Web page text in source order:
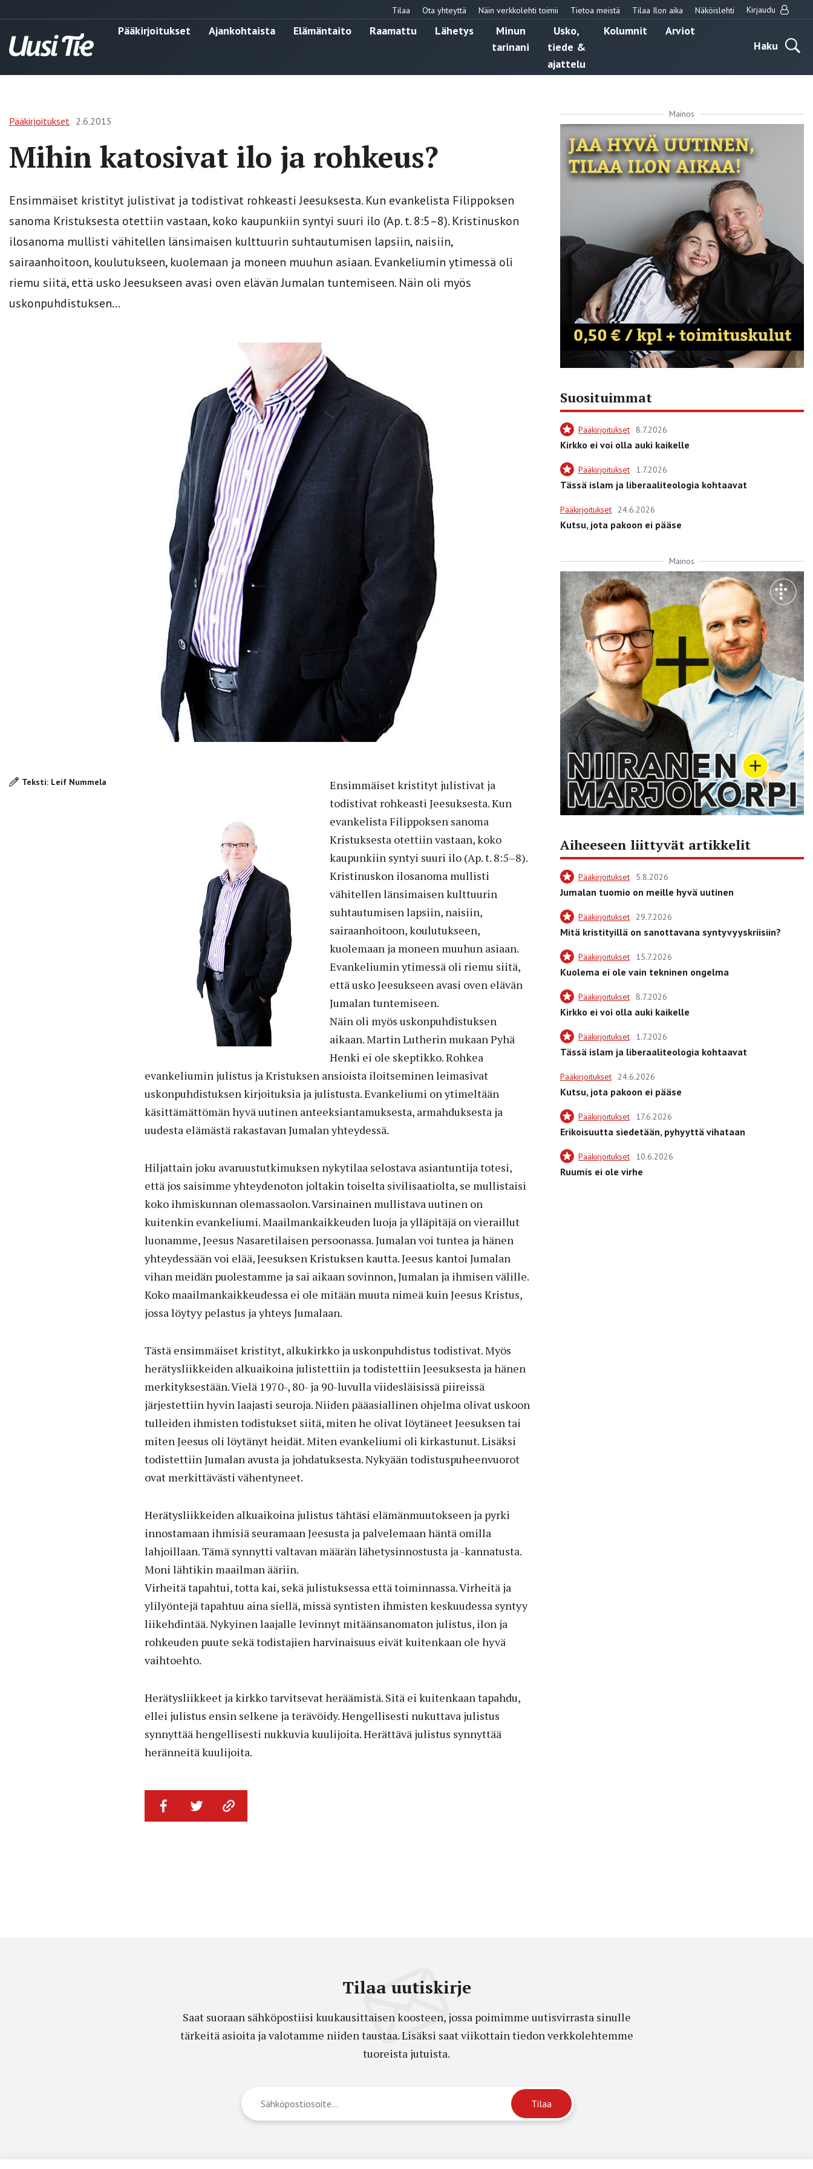
Tilaa Ota yhteyttä Näin verkkolehti toimii Tietoa meistä Tilaa Ilon aika Näköislehti Kirjaudu
Pääkirjoitukset Ajankohtaista Elämäntaito Raamattu Lähetys
Minun
tarinani
Usko,
tiede &
ajattelu
Kolumnit
Arviot
Haku
Pääkirjoitukset 2.6.2015
Mihin katosivat ilo ja rohkeus?
Ensimmäiset kristityt julistivat ja todistivat rohkeasti Jeesuksesta. Kun evankelista Filippoksen
sanoma Kristuksesta otettiin vastaan, koko kaupunkiin syntyi suuri ilo (Ap. t. 8:5–8). Kristinuskon
ilosanoma mullisti vähitellen länsimaisen kulttuurin suhtautumisen lapsiin, naisiin,
sairaanhoitoon, koulutukseen, kuolemaan ja moneen muuhun asiaan. Evankeliumin ytimessä oli
riemu siitä, että usko Jeesukseen avasi oven elävän Jumalan tuntemiseen. Näin oli myös
uskonpuhdistuksen...
Teksti: Leif Nummela
Ensimmäiset kristityt julistivat ja
todistivat rohkeasti Jeesuksesta. Kun
evankelista Filippoksen sanoma
Kristuksesta otettiin vastaan, koko
kaupunkiin syntyi suuri ilo (Ap. t. 8:5–8).
Kristinuskon ilosanoma mullisti
vähitellen länsimaisen kulttuurin
suhtautumisen lapsiin, naisiin,
sairaanhoitoon, koulutukseen,
kuolemaan ja moneen muuhun asiaan.
Evankeliumin ytimessä oli riemu siitä,
että usko Jeesukseen avasi oven elävän
Jumalan tuntemiseen.
Näin oli myös uskonpuhdistuksen
aikaan. Martin Lutherin mukaan Pyhä
Henki ei ole skeptikko. Rohkea
evankeliumin julistus ja Kristuksen ansioista iloitseminen leimasivat
uskonpuhdistuksen kirjoituksia ja julistusta. Evankeliumi on ytimeltään
käsittämättömän hyvä uutinen anteeksiantamuksesta, armahduksesta ja
uudesta elämästä rakastavan Jumalan yhteydessä.
Hiljattain joku avaruustutkimuksen nykytilaa selostava asiantuntija totesi,
että jos saisimme yhteydenoton joltakin toiselta sivilisaatiolta, se mullistaisi
koko ihmiskunnan olemassaolon. Varsinainen mullistava uutinen on
kuitenkin evankeliumi. Maailmankaikkeuden luoja ja ylläpitäjä on vieraillut
luonamme, Jeesus Nasaretilaisen persoonassa. Jumalan voi tuntea ja hänen
yhteydessään voi elää, Jeesuksen Kristuksen kautta. Jeesus kantoi Jumalan
vihan meidän puolestamme ja sai aikaan sovinnon, Jumalan ja ihmisen välille.
Koko maailmankaikkeudessa ei ole mitään muuta nimeä kuin Jeesus Kristus,
jossa löytyy pelastus ja yhteys Jumalaan.
Tästä ensimmäiset kristityt, alkukirkko ja uskonpuhdistus todistivat. Myös
herätysliikkeiden alkuaikoina julistettiin ja todistettiin Jeesuksesta ja hänen
merkityksestään. Vielä 1970-, 80- ja 90-luvulla viidesläisissä piireissä
järjestettiin hyvin laajasti seuroja. Niiden pääasiallinen ohjelma olivat uskoon
tulleiden ihmisten todistukset siitä, miten he olivat löytäneet Jeesuksen tai
miten Jeesus oli löytänyt heidät. Miten evankeliumi oli kirkastunut. Lisäksi
todistettiin Jumalan avusta ja johdatuksesta. Nykyään todistuspuheenvuorot
ovat merkittävästi vähentyneet.
Herätysliikkeiden alkuaikoina julistus tähtäsi elämänmuutokseen ja pyrki
innostamaan ihmisiä seuramaan Jeesusta ja palvelemaan häntä omilla
lahjoillaan. Tämä synnytti valtavan määrän lähetysinnostusta ja -kannatusta.
Moni lähtikin maailman ääriin.
Virheitä tapahtui, totta kai, sekä julistuksessa että toiminnassa. Virheitä ja
ylilyöntejä tapahtuu aina siellä, missä syntisten ihmisten keskuudessa syntyy
liikehdintää. Nykyinen laajalle levinnyt mitäänsanomaton julistus, ilon ja
rohkeuden puute sekä todistajien harvinaisuus eivät kuitenkaan ole hyvä
vaihtoehto.
Herätysliikkeet ja kirkko tarvitsevat heräämistä. Sitä ei kuitenkaan tapahdu,
ellei julistus ensin selkene ja terävöidy. Hengellisesti nukuttava julistus
synnyttää hengellisesti nukkuvia kuulijoita. Herättävä julistus synnyttää
heränneitä kuulijoita.
Mainos
Suosituimmat
Pääkirjoitukset 8.7.2026
Kirkko ei voi olla auki kaikelle
Pääkirjoitukset 1.7.2026
Tässä islam ja liberaaliteologia kohtaavat
Pääkirjoitukset 24.6.2026
Kutsu, jota pakoon ei pääse
Mainos
Aiheeseen liittyvät artikkelit
Pääkirjoitukset 5.8.2026
Jumalan tuomio on meille hyvä uutinen
Pääkirjoitukset 29.7.2026
Mitä kristityillä on sanottavana syntyvyyskriisiin?
Pääkirjoitukset 15.7.2026
Kuolema ei ole vain tekninen ongelma
Pääkirjoitukset 8.7.2026
Kirkko ei voi olla auki kaikelle
Pääkirjoitukset 1.7.2026
Tässä islam ja liberaaliteologia kohtaavat
Pääkirjoitukset 24.6.2026
Kutsu, jota pakoon ei pääse
Pääkirjoitukset 17.6.2026
Erikoisuutta siedetään, pyhyyttä vihataan
Pääkirjoitukset 10.6.2026
Ruumis ei ole virhe
Tilaa uutiskirje
Saat suoraan sähköpostiisi kuukausittaisen koosteen, jossa poimimme uutisvirrasta sinulle
tärkeitä asioita ja valotamme niiden taustaa. Lisäksi saat viikottain tiedon verkkolehtemme
tuoreista jutuista.